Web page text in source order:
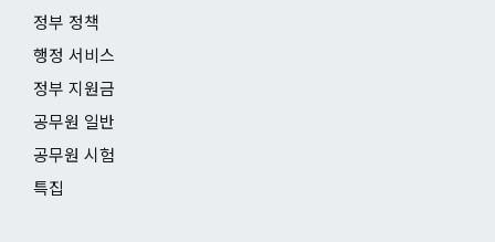
정부 정책
행정 서비스
정부 지원금
공무원 일반
공무원 시험
특집